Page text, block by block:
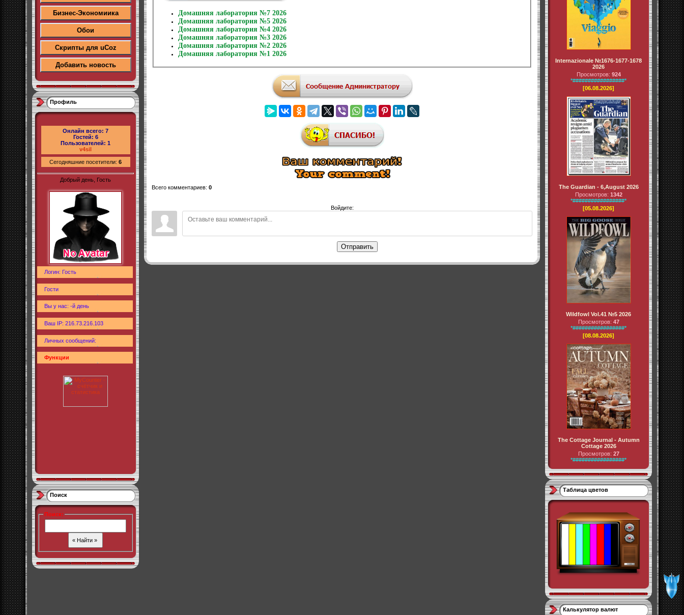
Бизнес-Экономиика
Обои
Скрипты для uCoz
Добавить новость
Профиль
Онлайн всего: 7
Гостей: 6
Пользователей: 1
v4sil
Сегодняшние посетители: 6
Добрый день, Гость
Логин: Гость
Гости
Вы у нас: -й день
Ваш IP: 216.73.216.103
Личных сообщений:
Функции
Поиск
Поиск:
Домашняя лаборатория №7 2026
Домашняя лаборатория №5 2026
Домашняя лаборатория №4 2026
Домашняя лаборатория №3 2026
Домашняя лаборатория №2 2026
Домашняя лаборатория №1 2026
Всего комментариев: 0
Войдите:
Отправить
Internazionale №1676-1677-1678
2026
Просмотров: 924
*#################*
[06.08.2026]
The Guardian - 6,August 2026
Просмотров: 1342
*#################*
[05.08.2026]
Wildfowl Vol.41 №5 2026
Просмотров: 47
*#################*
[08.08.2026]
The Cottage Journal - Autumn
Cottage 2026
Просмотров: 27
*#################*
Таблица цветов
Калькулятор валют